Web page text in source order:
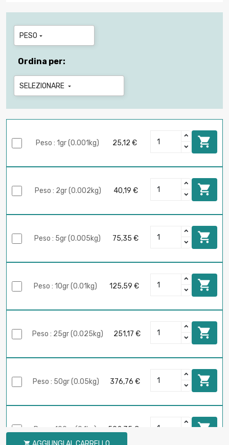
PESO 
Ordina per:
SELEZIONARE 
Peso : 1gr (0.001kg) 25,12 € 
Peso : 2gr (0.002kg) 40,19 € 
Peso : 5gr (0.005kg) 75,35 € 
Peso : 10gr (0.01kg) 125,59 € 
Peso : 25gr (0.025kg) 251,17 € 
Peso : 50gr (0.05kg) 376,76 € 
Peso : 100gr (0.1kg) 502,35 € 